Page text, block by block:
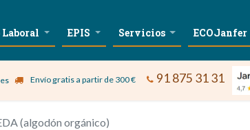
Laboral EPIS Servicios ECOJanfer
Envío gratis a partir de 300 € 91 875 31 31
(algodón orgánico)